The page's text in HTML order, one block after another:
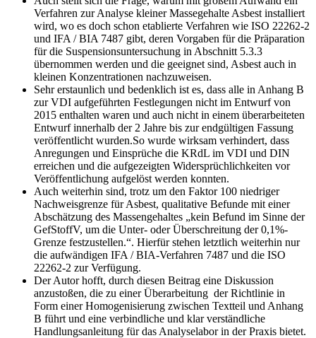
Verfahren zur Analyse kleiner Massegehalte Asbest installiert
wird, wo es doch schon etablierte Verfahren wie ISO 22262-2
und IFA / BIA 7487 gibt, deren Vorgaben für die Präparation
für die Suspensionsuntersuchung in Abschnitt 5.3.3
übernommen werden und die geeignet sind, Asbest auch in
kleinen Konzentrationen nachzuweisen.
Sehr erstaunlich und bedenklich ist es, dass alle in Anhang B
zur VDI aufgeführten Festlegungen nicht im Entwurf von
2015 enthalten waren und auch nicht in einem überarbeiteten
Entwurf innerhalb der 2 Jahre bis zur endgültigen Fassung
veröffentlicht wurden.So wurde wirksam verhindert, dass
Anregungen und Einsprüche die KRdL im VDI und DIN
erreichen und die aufgezeigten Widersprüchlichkeiten vor
Veröffentlichung aufgelöst werden konnten.
Auch weiterhin sind, trotz um den Faktor 100 niedriger
Nachweisgrenze für Asbest, qualitative Befunde mit einer
Abschätzung des Massengehaltes „kein Befund im Sinne der
GefStoffV, um die Unter- oder Überschreitung der 0,1%-
Grenze festzustellen.“. Hierfür stehen letztlich weiterhin nur
die aufwändigen IFA / BIA-Verfahren 7487 und die ISO
22262-2 zur Verfügung.
Der Autor hofft, durch diesen Beitrag eine Diskussion
anzustoßen, die zu einer Überarbeitung der Richtlinie in
Form einer Homogenisierung zwischen Textteil und Anhang
B führt und eine verbindliche und klar verständliche
Handlungsanleitung für das Analyselabor in der Praxis bietet.